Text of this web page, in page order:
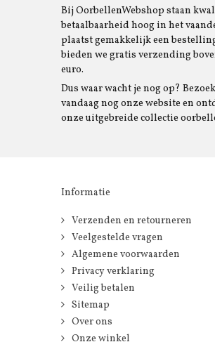
Bij OorbellenWebshop staan
betaalbaarheid hoog in het
plaatst gemakkelijk een
bieden we gratis verzending
euro.
Dus waar wacht je nog op? Bezoek
vandaag nog onze website en
onze uitgebreide collectie
Informatie
Verzenden en retourneren
Veelgestelde vragen
Algemene voorwaarden
Privacy verklaring
Veilig betalen
Sitemap
Over ons
Onze winkel